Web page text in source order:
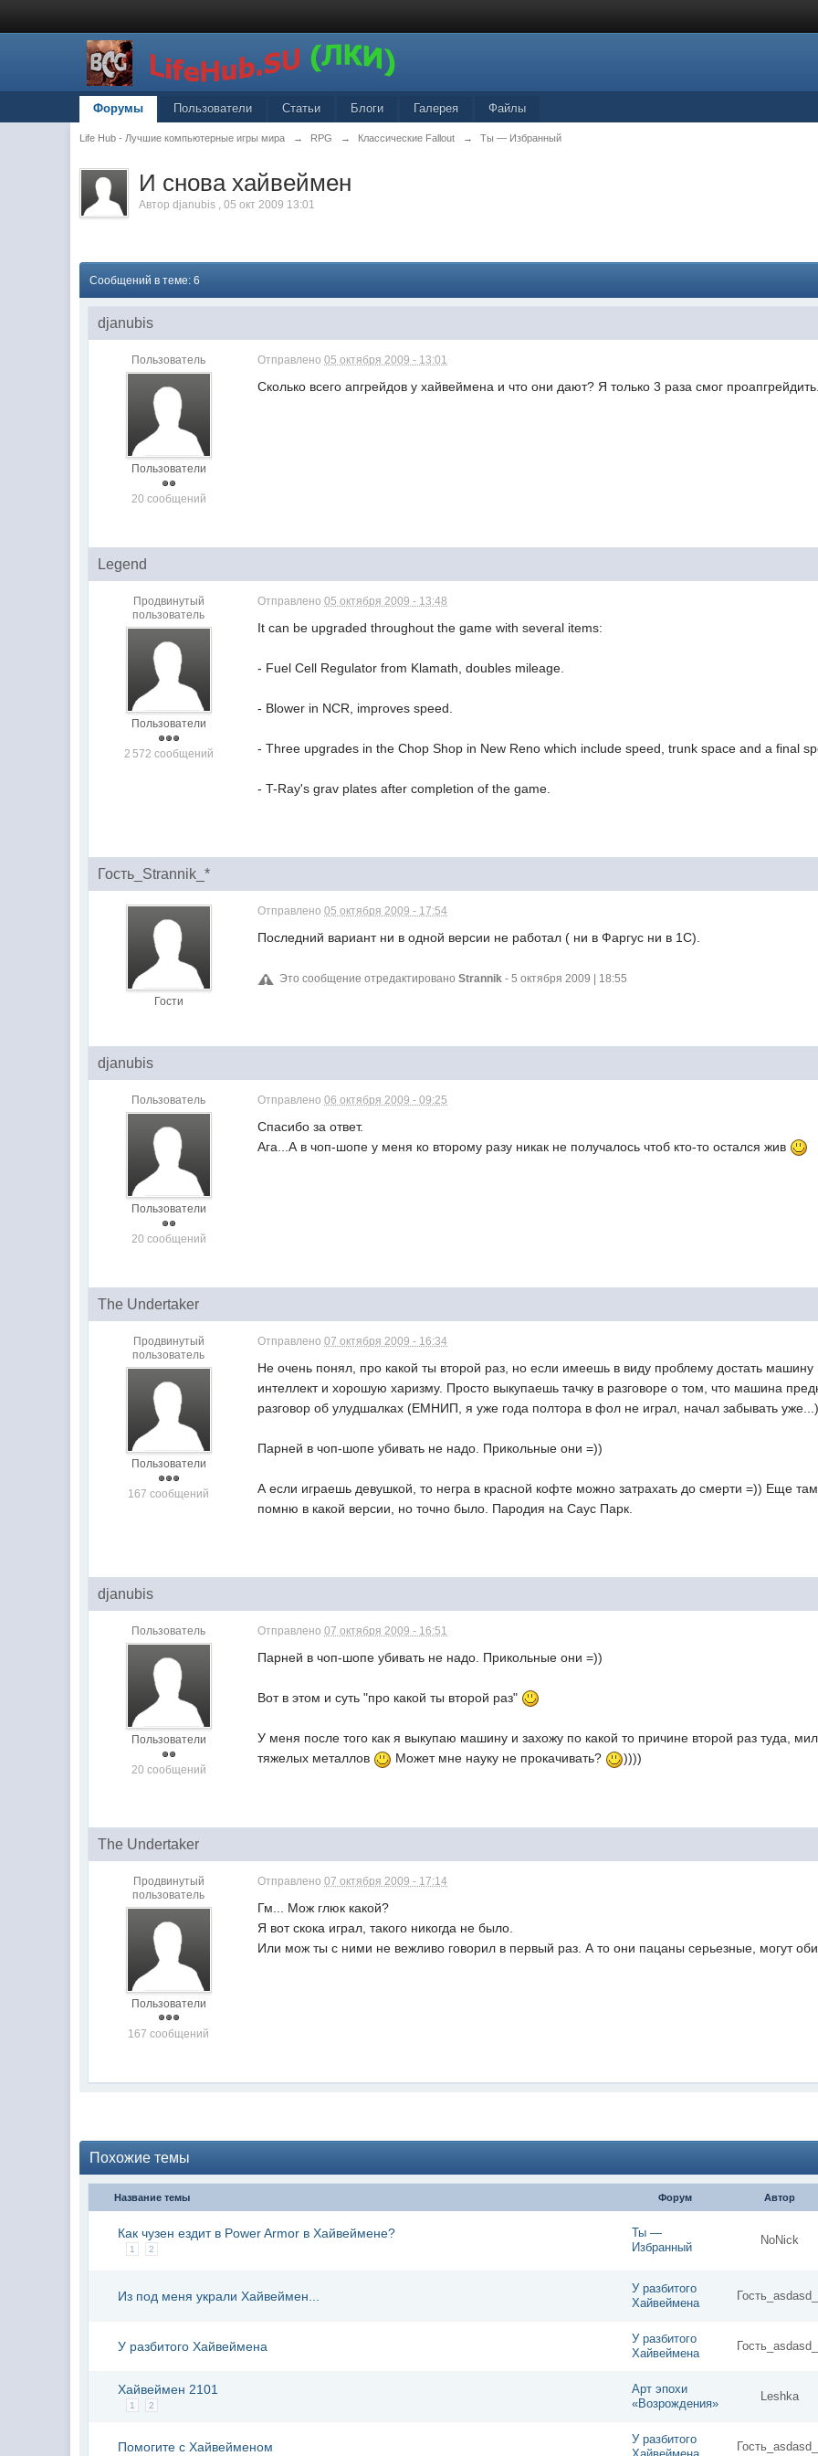
Форумы Пользователи Статьи Блоги Галерея Файлы
Life Hub - Лучшие компьютерные игры мира → RPG → Классические Fallout → Ты — Избранный
И снова хайвеймен
Авторdjanubis ,05 окт 2009 13:01
Сообщений в теме: 6
djanubis
Пользователь
Пользователи
20 сообщений
Отправлено05 октября 2009 - 13:01
Сколько всего апгрейдов у хайвеймена и что они дают? Я только 3 раза смог
Legend
Продвинутый
пользователь
Пользователи
2 572 сообщений
Отправлено05 октября 2009 - 13:48
It can be upgraded throughout the game with several items:
- Fuel Cell Regulator from Klamath, doubles mileage.
- Blower in NCR, improves speed.
- Three upgrades in the Chop Shop in New Reno which include speed, trunk space and a final
- T-Ray's grav plates after completion of the game.
Гость_Strannik_*
Гости
Отправлено05 октября 2009 - 17:54
Последний вариант ни в одной версии не работал ( ни в Фаргус ни в 1С).
Это сообщение отредактированоStrannik - 5 октября 2009 | 18:55
djanubis
Пользователь
Пользователи
20 сообщений
Отправлено06 октября 2009 - 09:25
Спасибо за ответ.
Ага...А в чоп-шопе у меня ко второму разу никак не получалось чтоб кто-то остался жив
The Undertaker
Продвинутый
пользователь
Пользователи
167 сообщений
Отправлено07 октября 2009 - 16:34
Не очень понял, про какой ты второй раз, но если имеешь в виду проблему достать
интеллект и хорошую харизму. Просто выкупаешь тачку в разговоре о том, что машина
разговор об улудшалках (ЕМНИП, я уже года полтора в фол не играл, начал забывать уже...).
Парней в чоп-шопе убивать не надо. Прикольные они =))
А если играешь девушкой, то негра в красной кофте можно затрахать до смерти =)) Еще
помню в какой версии, но точно было. Пародия на Саус Парк.
djanubis
Пользователь
Пользователи
20 сообщений
Отправлено07 октября 2009 - 16:51
Парней в чоп-шопе убивать не надо. Прикольные они =))
Вот в этом и суть "про какой ты второй раз"
У меня после того как я выкупаю машину и захожу по какой то причине второй раз туда,
тяжелых металлов
Может мне науку не прокачивать? ))))
The Undertaker
Продвинутый
пользователь
Пользователи
167 сообщений
Отправлено07 октября 2009 - 17:14
Гм... Мож глюк какой?
Я вот скока играл, такого никогда не было.
Или мож ты с ними не вежливо говорил в первый раз. А то они пацаны серьезные, могут
Похожие темы
Название темы Форум Автор
Как чузен ездит в Power Armor в Хайвеймене?
1 2
Ты —
Избранный
NoNick
Из под меня украли Хайвеймен...
У разбитого
Хайвеймена
У разбитого Хайвеймена
У разбитого
Хайвеймена
Хайвеймен 2101
1 2
Арт эпохи
«Возрождения»
Leshka
Помогите с Хайвейменом
У разбитого